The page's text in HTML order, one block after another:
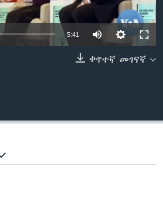
5:41
ቀጥተኛ መገናኛ